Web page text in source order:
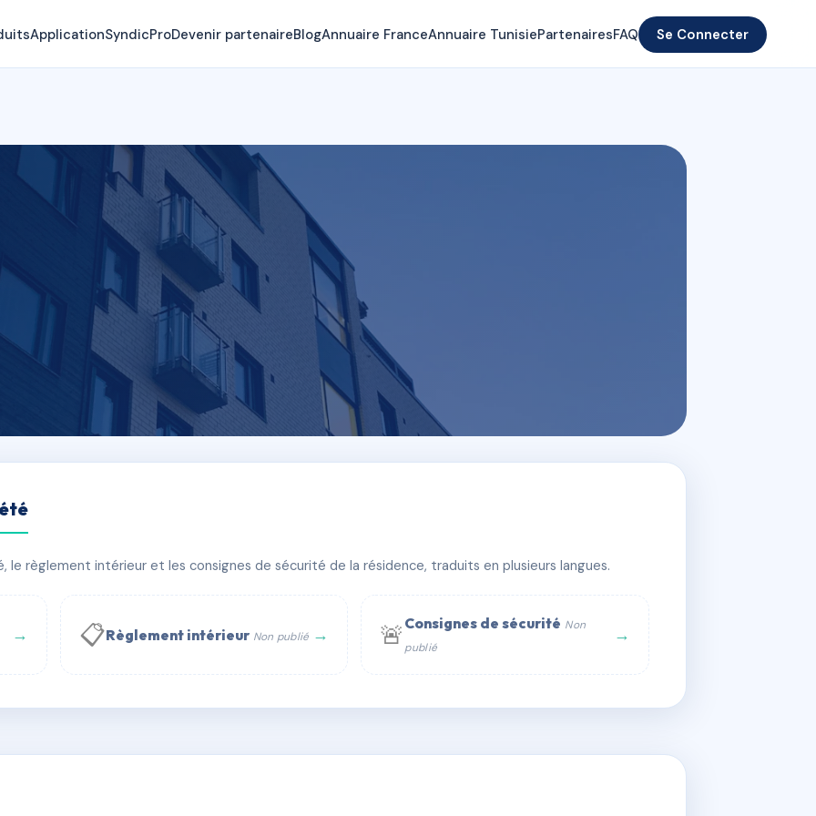
ApplicationSyndicProDevenir partenaireBlogAnnuaire FranceAnnuaire TunisiePartenairesFAQ Se Connecter
WhatsApp
règlement intérieur et les consignes de sécurité de la résidence, traduits en plusieurs langues.
→ 📋Règlement intérieur Non publié → 🚨 Consignes de sécurité Non
publié
→
AC6813612 🇫🇷